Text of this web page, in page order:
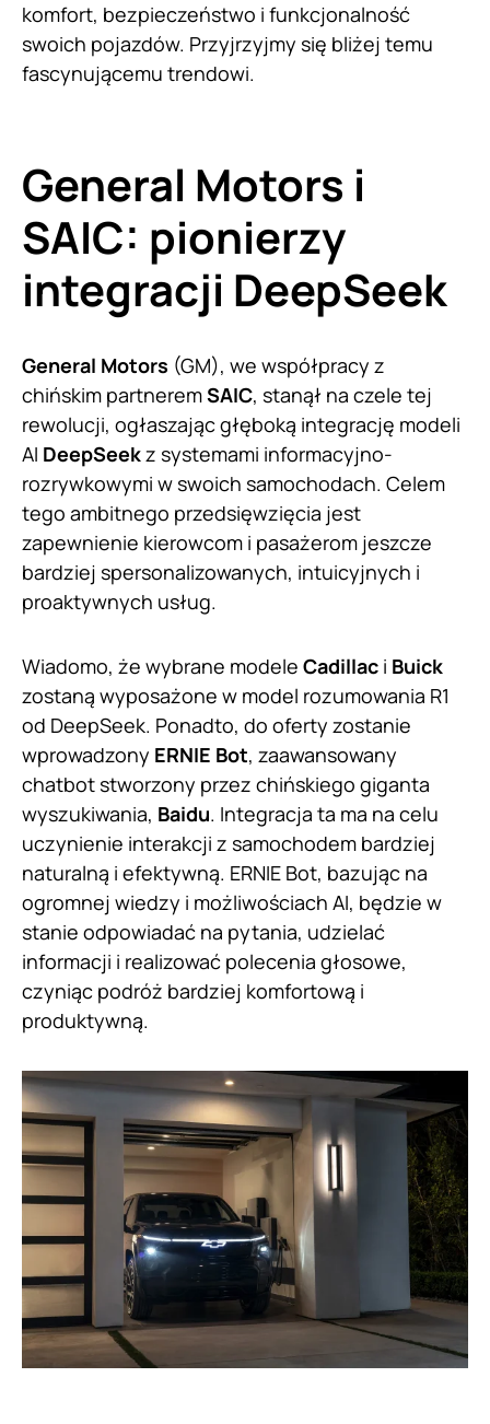
komfort, bezpieczeństwo i funkcjonalność
swoich pojazdów. Przyjrzyjmy się bliżej temu
fascynującemu trendowi.
General Motors i
SAIC: pionierzy
integracji DeepSeek
General Motors (GM), we współpracy z
chińskim partneremSAIC, stanął na czele tej
rewolucji, ogłaszając głęboką integrację modeli
AI DeepSeekz systemami informacyjno-
rozrywkowymi w swoich samochodach. Celem
tego ambitnego przedsięwzięcia jest
zapewnienie kierowcom i pasażerom jeszcze
bardziej spersonalizowanych, intuicyjnych i
proaktywnych usług.
Wiadomo, że wybrane modele Cadillac i Buick
zostaną wyposażone w model rozumowania R1
od DeepSeek. Ponadto, do oferty zostanie
wprowadzony ERNIE Bot, zaawansowany
chatbot stworzony przez chińskiego giganta
wyszukiwania, Baidu. Integracja ta ma na celu
uczynienie interakcji z samochodem bardziej
naturalną i efektywną. ERNIE Bot, bazując na
ogromnej wiedzy i możliwościach AI, będzie w
stanie odpowiadać na pytania, udzielać
informacji i realizować polecenia głosowe,
czyniąc podróż bardziej komfortową i
produktywną.